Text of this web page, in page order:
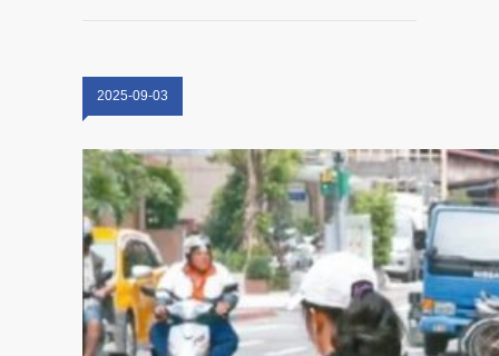
2025-09-03